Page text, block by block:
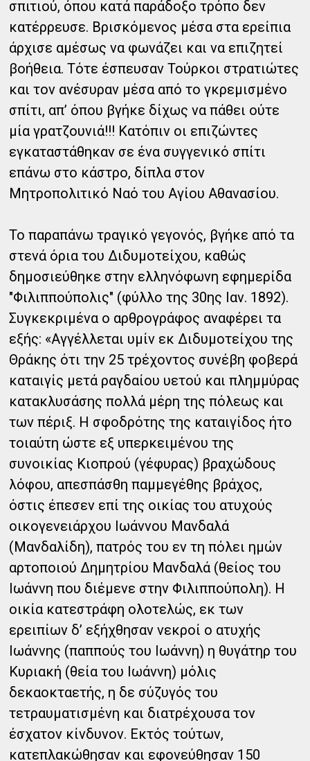
σπιτιού, όπου κατά παράδοξο τρόπο δεν
κατέρρευσε. Βρισκόμενος μέσα στα ερείπια
άρχισε αμέσως να φωνάζει και να επιζητεί
βοήθεια. Τότε έσπευσαν Τούρκοι στρατιώτες
και τον ανέσυραν μέσα από το γκρεμισμένο
σπίτι, απ’ όπου βγήκε δίχως να πάθει ούτε
μία γρατζουνιά!!! Κατόπιν οι επιζώντες
εγκαταστάθηκαν σε ένα συγγενικό σπίτι
επάνω στο κάστρο, δίπλα στον
Μητροπολιτικό Ναό του Αγίου Αθανασίου.
Το παραπάνω τραγικό γεγονός, βγήκε από τα
στενά όρια του Διδυμοτείχου, καθώς
δημοσιεύθηκε στην ελληνόφωνη εφημερίδα
"Φιλιππούπολις" (φύλλο της 30ης Ιαν. 1892).
Συγκεκριμένα ο αρθρογράφος αναφέρει τα
εξής: «Αγγέλλεται υμίν εκ Διδυμοτείχου της
Θράκης ότι την 25 τρέχοντος συνέβη φοβερά
καταιγίς μετά ραγδαίου υετού και πλημμύρας
κατακλυσάσης πολλά μέρη της πόλεως και
των πέριξ. Η σφοδρότης της καταιγίδος ήτο
τοιαύτη ώστε εξ υπερκειμένου της
συνοικίας Κιοπρού (γέφυρας) βραχώδους
λόφου, απεσπάσθη παμμεγέθης βράχος,
όστις έπεσεν επί της οικίας του ατυχούς
οικογενειάρχου Ιωάννου Μανδαλά
(Μανδαλίδη), πατρός του εν τη πόλει ημών
αρτοποιού Δημητρίου Μανδαλά (θείος του
Ιωάννη που διέμενε στην Φιλιππούπολη). Η
οικία κατεστράφη ολοτελώς, εκ των
ερειπίων δ’ εξήχθησαν νεκροί ο ατυχής
Ιωάννης (παππούς του Ιωάννη) η θυγάτηρ του
Κυριακή (θεία του Ιωάννη) μόλις
δεκαοκταετής, η δε σύζυγός του
τετραυματισμένη και διατρέχουσα τον
έσχατον κίνδυνον. Εκτός τούτων,
κατεπλακώθησαν και εφονεύθησαν 150